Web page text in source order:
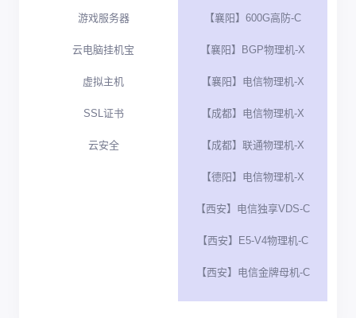
游戏服务器
云电脑挂机宝
虚拟主机
SSL证书
云安全
【襄阳】600G高防-C
【襄阳】BGP物理机-X
【襄阳】电信物理机-X
【成都】电信物理机-X
【成都】联通物理机-X
【德阳】电信物理机-X
【西安】电信独享VDS-C
【西安】E5-V4物理机-C
【西安】电信金牌母机-C